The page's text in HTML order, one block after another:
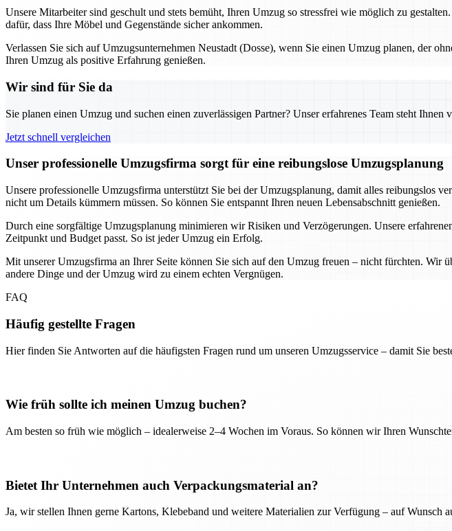
Unsere Mitarbeiter sind geschult und stets bemüht, Ihren Umzug so stressfrei wie möglich zu
dafür, dass Ihre Möbel und Gegenstände sicher ankommen.
Verlassen Sie sich auf Umzugsunternehmen Neustadt (Dosse), wenn Sie einen Umzug planen, der
Ihren Umzug als positive Erfahrung genießen.
Wir sind für Sie da
Sie planen einen Umzug und suchen einen zuverlässigen Partner? Unser erfahrenes Team steht
Jetzt schnell vergleichen
Unser professionelle Umzugsfirma sorgt für eine reibungslose Umzugsplanung
Unsere professionelle Umzugsfirma unterstützt Sie bei der Umzugsplanung, damit alles reibungslos
nicht um Details kümmern müssen. So können Sie entspannt Ihren neuen Lebensabschnitt genießen.
Durch eine sorgfältige Umzugsplanung minimieren wir Risiken und Verzögerungen. Unsere
Zeitpunkt und Budget passt. So ist jeder Umzug ein Erfolg.
Mit unserer Umzugsfirma an Ihrer Seite können Sie sich auf den Umzug freuen – nicht fürchten.
andere Dinge und der Umzug wird zu einem echten Vergnügen.
FAQ
Häufig gestellte Fragen
Hier finden Sie Antworten auf die häufigsten Fragen rund um unseren Umzugsservice – damit Sie
Wie früh sollte ich meinen Umzug buchen?
Am besten so früh wie möglich – idealerweise 2–4 Wochen im Voraus. So können wir Ihren
Bietet Ihr Unternehmen auch Verpackungsmaterial an?
Ja, wir stellen Ihnen gerne Kartons, Klebeband und weitere Materialien zur Verfügung – auf Wunsch